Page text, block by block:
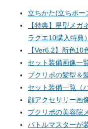
立ちかた(立ちポー
【特典】星型メガ
ラクエ10購入特典）
【Ver6.2】新色
セット装備画像一
プクリポの髪型＆
セット装備一覧（
顔アクセサリー画
プクリポの美容院
バトルマスターが